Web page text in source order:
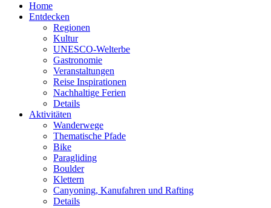
Home
Entdecken
Regionen
Kultur
UNESCO-Welterbe
Gastronomie
Veranstaltungen
Reise Inspirationen
Nachhaltige Ferien
Details
Aktivitäten
Wanderwege
Thematische Pfade
Bike
Paragliding
Boulder
Klettern
Canyoning, Kanufahren und Rafting
Details